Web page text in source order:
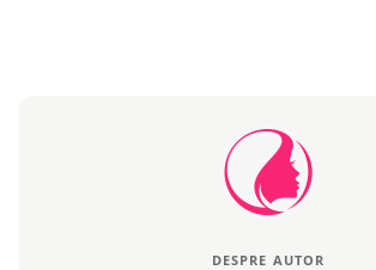
DESPRE AUTOR